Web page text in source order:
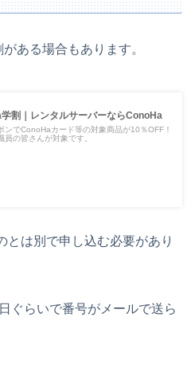
ある場合もあります。
割｜レンタルサーバーならConoHa
ンでConoHaカード等の対象商品が10％OFF！
員の皆さんが対象です。
とは別で申し込む必要があり
ぐらいで番号がメールで送ら